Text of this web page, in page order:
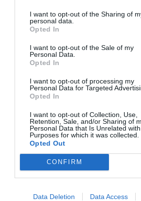
I want to opt-out of the Sharing of
personal data.
Opted In
I want to opt-out of the Sale of my
Personal Data.
Opted In
I want to opt-out of processing my
Personal Data for Targeted
Opted In
I want to opt-out of Collection, Use,
Retention, Sale, and/or Sharing of
Personal Data that Is Unrelated
Purposes for which it was collected.
Opted Out
CONFIRM
Data Deletion Data Access